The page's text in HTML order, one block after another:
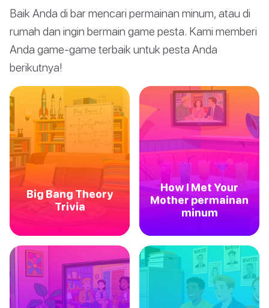
Baik Anda di bar mencari permainan minum, atau di
rumah dan ingin bermain game pesta. Kami memberi
Anda game-game terbaik untuk pesta Anda
berikutnya!
Big Bang Theory
Trivia
How I Met Your
Mother permainan
minum